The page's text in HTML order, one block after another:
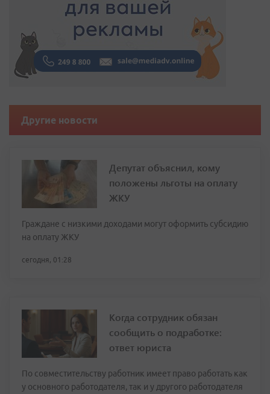
Другие новости
Депутат объяснил, кому
положены льготы на оплату
ЖКУ
Граждане с низкими доходами могут оформить субсидию
на оплату ЖКУ
сегодня, 01:28
Когда сотрудник обязан
сообщить о подработке:
ответ юриста
По совместительству работник имеет право работать как
у основного работодателя, так и у другого работодателя